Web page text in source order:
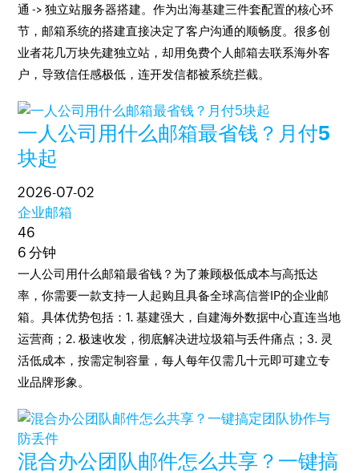
通 -> 独立站服务器搭建。作为出海基建三件套配置的核心环
节，邮箱系统的搭建直接决定了客户沟通的顺畅度。很多创
业者花几万块先建独立站，却用免费个人邮箱去联系海外客
户，导致信任感极低，连开发信都被系统拦截。
一人公司用什么邮箱最省钱？月付5
块起
2026-07-02
企业邮箱
46
6 分钟
一人公司用什么邮箱最省钱？为了兼顾极低成本与高抵达
率，你需要一款支持一人起购且具备全球高信誉IP的企业邮
箱。具体优势包括：1. 基建强大，自建海外数据中心直连当地
运营商；2. 极速收发，彻底解决进垃圾箱与丢件痛点；3. 灵
活低成本，按需定制容量，每人每年仅需几十元即可建立专
业品牌形象。
混合办公团队邮件怎么共享？一键搞